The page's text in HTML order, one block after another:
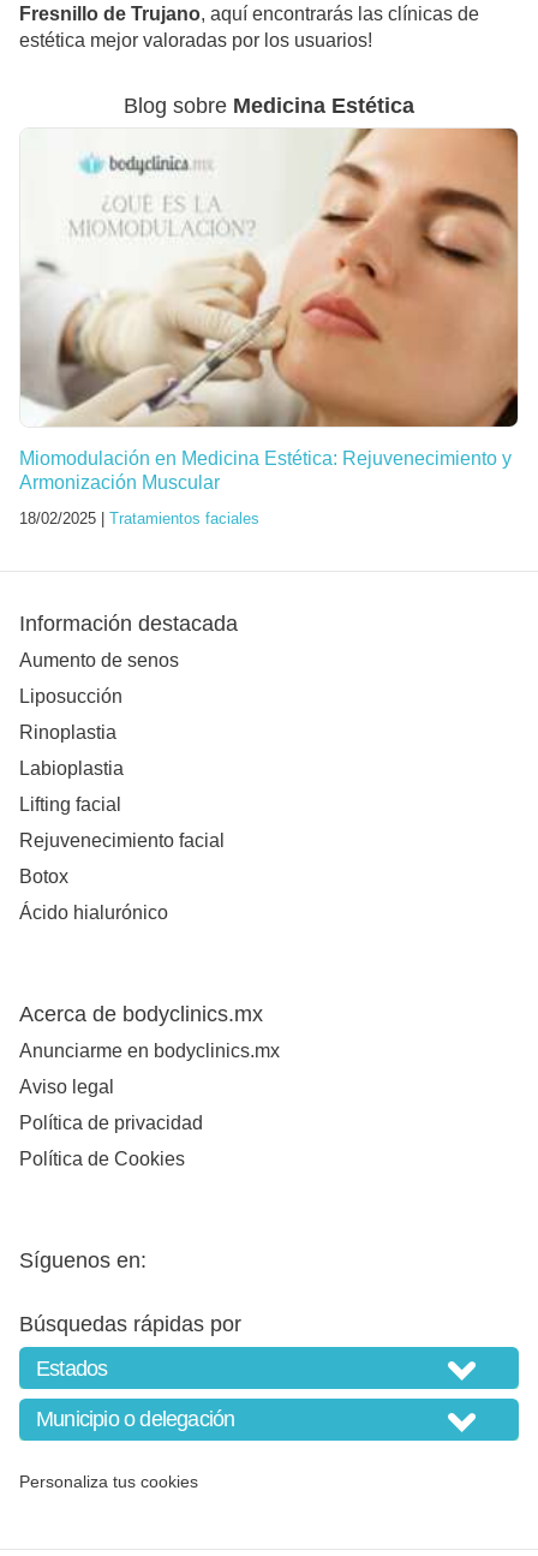
Fresnillo de Trujano, aquí encontrarás las clínicas de
estética mejor valoradas por los usuarios!
Blog sobre Medicina Estética
Miomodulación en Medicina Estética: Rejuvenecimiento y
Armonización Muscular
18/02/2025 | Tratamientos faciales
Información destacada
Aumento de senos
Liposucción
Rinoplastia
Labioplastia
Lifting facial
Rejuvenecimiento facial
Botox
Ácido hialurónico
Acerca de bodyclinics.mx
Anunciarme en bodyclinics.mx
Aviso legal
Política de privacidad
Política de Cookies
Síguenos en:
Búsquedas rápidas por
Personaliza tus cookies